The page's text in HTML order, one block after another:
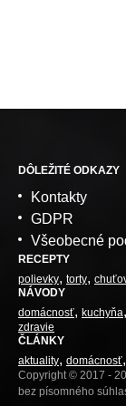
DÔLEŽITÉ ODKAZY
Kontakty
GDPR
Všeobecné
RECEPTY
polievky torty
NÁVODY
domácnosť
kuchyňa
zdravie
ČLÁNKY
aktuality domácnosť
Copyright © 2017 -
bez písomného